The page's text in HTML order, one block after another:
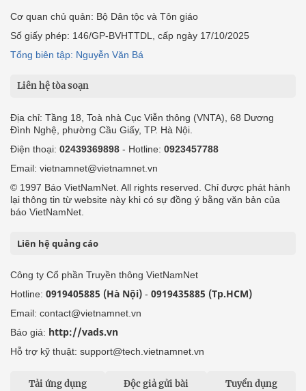
Cơ quan chủ quản: Bộ Dân tộc và Tôn giáo
Số giấy phép: 146/GP-BVHTTDL, cấp ngày 17/10/2025
Tổng biên tập: Nguyễn Văn Bá
Liên hệ tòa soạn
Địa chỉ: Tầng 18, Toà nhà Cục Viễn thông (VNTA), 68 Dương
Đình Nghệ, phường Cầu Giấy, TP. Hà Nội.
Điện thoại: 02439369898 - Hotline: 0923457788
Email: vietnamnet@vietnamnet.vn
© 1997 Báo VietNamNet. All rights reserved. Chỉ được phát hành
lại thông tin từ website này khi có sự đồng ý bằng văn bản của
báo VietNamNet.
Liên hệ quảng cáo
Công ty Cổ phần Truyền thông VietNamNet
Hotline: 0919405885 (Hà Nội) - 0919435885 (Tp.HCM)
Email: contact@vietnamnet.vn
Báo giá: http://vads.vn
Hỗ trợ kỹ thuật: support@tech.vietnamnet.vn
Tải ứng dụng Độc giả gửi bài Tuyển dụng